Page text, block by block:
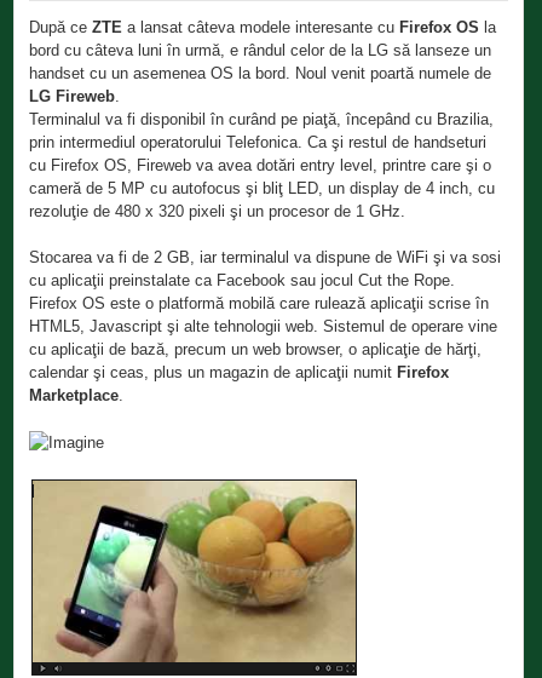
După ceZTE a lansat câteva modele interesante cuFirefox OS la
bord cu câteva luni în urmă, e rândul celor de la LG să lanseze un
handset cu un asemenea OS la bord. Noul venit poartă numele de
LG Fireweb
Terminalul va fi disponibil în curând pe piaţă, începând cu Brazilia,
prin intermediul operatorului Telefonica. Ca şi restul de handseturi
cu Firefox OS, Fireweb va avea dotări entry level, printre care şi o
cameră de 5 MP cu autofocus şi bliţ LED, un display de 4 inch, cu
rezoluţie de 480 x 320 pixeli şi un procesor de 1 GHz.
Stocarea va fi de 2 GB, iar terminalul va dispune de WiFi şi va sosi
cu aplicaţii preinstalate ca Facebook sau jocul Cut the Rope.
Firefox OS este o platformă mobilă care rulează aplicaţii scrise în
HTML5, Javascript şi alte tehnologii web. Sistemul de operare vine
cu aplicaţii de bază, precum un web browser, o aplicaţie de hărţi,
calendar şi ceas, plus un magazin de aplicaţii numitFirefox
Marketplace